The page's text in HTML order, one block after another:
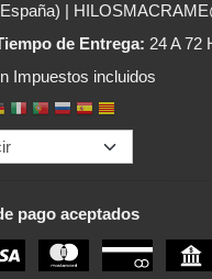
|
de Entrega: 24 A 72
Impuestos incluidos
pago aceptados